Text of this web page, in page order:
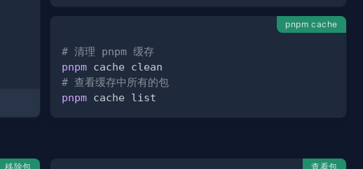
pnpm cache
# 清理 pnpm 缓存
pnpm
# 查看缓存中所有的包
pnpm
移除包 查看包